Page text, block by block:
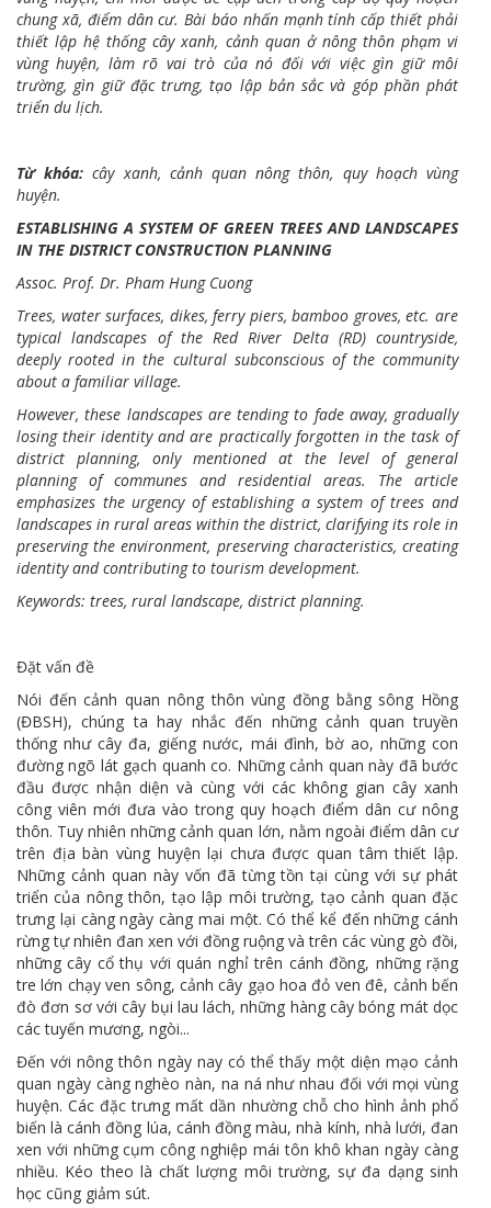
chung xã, điểm dân cư. Bài báo nhấn mạnh tính cấp thiết phải
thiết lập hệ thống cây xanh, cảnh quan ở nông thôn phạm vi
vùng huyện, làm rõ vai trò của nó đối với việc gìn giữ môi
trường, gìn giữ đặc trưng, tạo lập bản sắc và góp phần phát
triển du lịch.
Từ khóa:cây xanh, cảnh quan nông thôn, quy hoạch vùng
huyện.
ESTABLISHING A SYSTEM OF GREEN TREES AND LANDSCAPES
IN THE DISTRICT CONSTRUCTION PLANNING
Assoc. Prof. Dr. Pham Hung Cuong
Trees, water surfaces, dikes, ferry piers, bamboo groves, etc. are
typical landscapes of the Red River Delta (RD) countryside,
deeply rooted in the cultural subconscious of the community
about a familiar village.
However, these landscapes are tending to fade away, gradually
losing their identity and are practically forgotten in the task of
district planning, only mentioned at the level of general
planning of communes and residential areas. The article
emphasizes the urgency of establishing a system of trees and
landscapes in rural areas within the district, clarifying its role in
preserving the environment, preserving characteristics, creating
identity and contributing to tourism development.
Keywords: trees, rural landscape, district planning.
Đặt vấn đề
Nói đến cảnh quan nông thôn vùng đồng bằng sông Hồng
(ĐBSH), chúng ta hay nhắc đến những cảnh quan truyền
thống như cây đa, giếng nước, mái đình, bờ ao, những con
đường ngõ lát gạch quanh co. Những cảnh quan này đã bước
đầu được nhận diện và cùng với các không gian cây xanh
công viên mới đưa vào trong quy hoạch điểm dân cư nông
thôn. Tuy nhiên những cảnh quan lớn, nằm ngoài điểm dân cư
trên địa bàn vùng huyện lại chưa được quan tâm thiết lập.
Những cảnh quan này vốn đã từng tồn tại cùng với sự phát
triển của nông thôn, tạo lập môi trường, tạo cảnh quan đặc
trưng lại càng ngày càng mai một. Có thể kể đến những cánh
rừng tự nhiên đan xen với đồng ruộng và trên các vùng gò đồi,
những cây cổ thụ với quán nghỉ trên cánh đồng, những rặng
tre lớn chạy ven sông, cảnh cây gạo hoa đỏ ven đê, cảnh bến
đò đơn sơ với cây bụi lau lách, những hàng cây bóng mát dọc
các tuyến mương, ngòi...
Đến với nông thôn ngày nay có thể thấy một diện mạo cảnh
quan ngày càng nghèo nàn, na ná như nhau đối với mọi vùng
huyện. Các đặc trưng mất dần nhường chỗ cho hình ảnh phổ
biến là cánh đồng lúa, cánh đồng màu, nhà kính, nhà lưới, đan
xen với những cụm công nghiệp mái tôn khô khan ngày càng
nhiều. Kéo theo là chất lượng môi trường, sự đa dạng sinh
học cũng giảm sút.